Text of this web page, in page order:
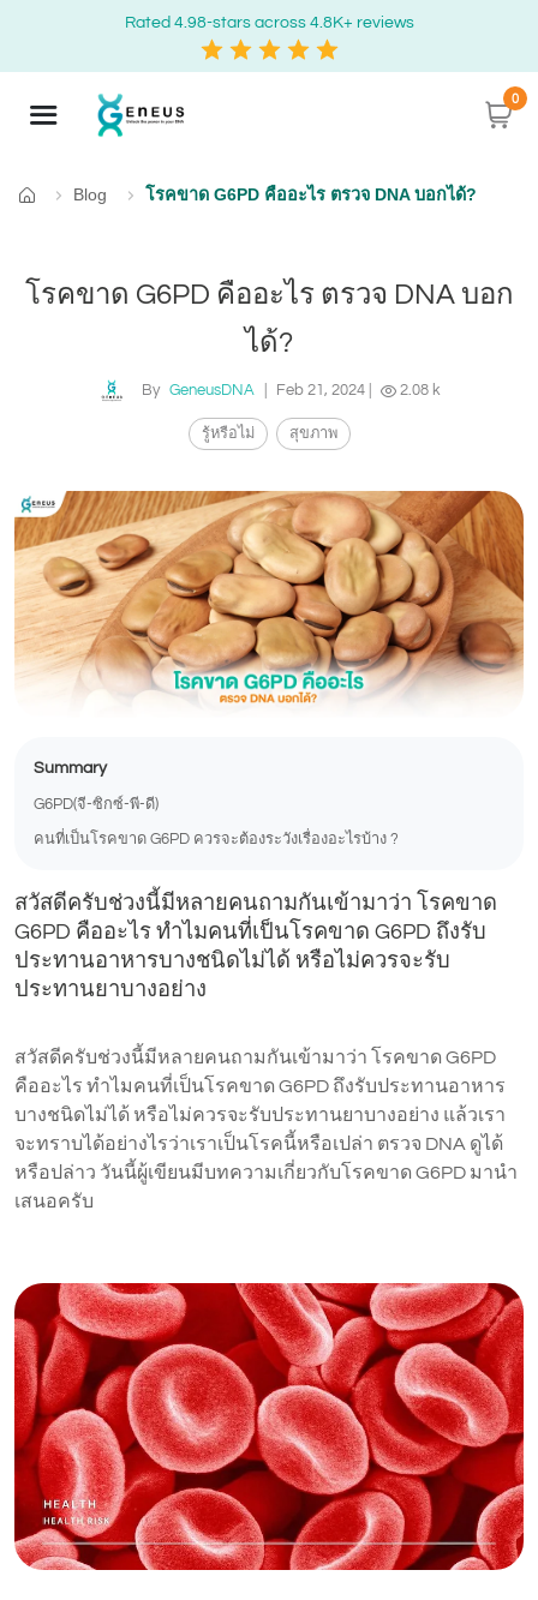
Rated 4.98-stars across 4.8K+ reviews
0
Home
Blog โรคขาด G6PD คืออะไร ตรวจ DNA บอกได้?
โรคขาด G6PD คืออะไร ตรวจ DNA บอก
ได้?
By GeneusDNA Feb 21, 2024 2.08 k
รู้หรือไม่ สุขภาพ
Summary
G6PD(จี-ซิกซ์-พี-ดี)
คนที่เป็นโรคขาด G6PD ควรจะต้องระวังเรื่องอะไรบ้าง ?
สวัสดีครับช่วงนี้มีหลายคนถามกันเข้ามาว่า โรคขาด
G6PD คืออะไร ทำไมคนที่เป็นโรคขาด G6PD ถึงรับ
ประทานอาหารบางชนิดไม่ได้ หรือไม่ควรจะรับ
ประทานยาบางอย่าง
สวัสดีครับช่วงนี้มีหลายคนถามกันเข้ามาว่า โรคขาด G6PD
คืออะไร ทำไมคนที่เป็นโรคขาด G6PD ถึงรับประทานอาหาร
บางชนิดไม่ได้ หรือไม่ควรจะรับประทานยาบางอย่าง แล้วเรา
จะทราบได้อย่างไรว่าเราเป็นโรคนี้หรือเปล่า ตรวจ DNA ดูได้
หรือปล่าว วันนี้ผู้เขียนมีบทความเกี่ยวกับโรคขาด G6PD มานำ
เสนอครับ